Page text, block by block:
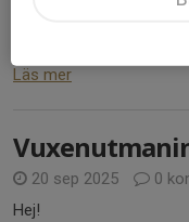
Läs mer
20 sep 2025
0
Hej!